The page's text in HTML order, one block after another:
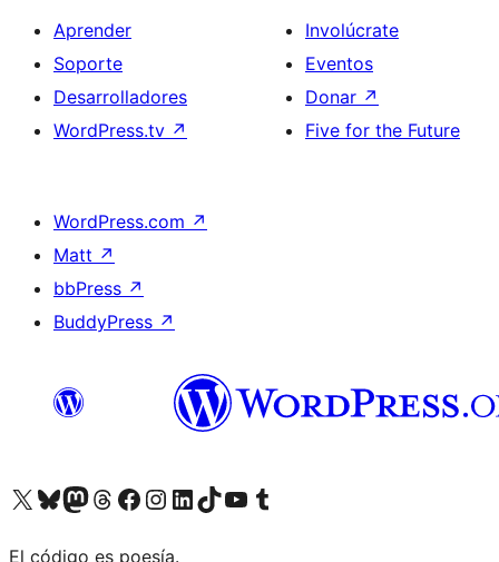
Aprender
Soporte
Desarrolladores
WordPress.tv ↗
Involúcrate
Eventos
Donar ↗
Five for the Future
WordPress.com ↗
Matt ↗
bbPress ↗
BuddyPress ↗
Visita nuestra cuenta de X (anteriormente Twitter)
Visita nuestra cuenta de Bluesky
Visita nuestra cuenta de Mastodon
Visita nuestra cuenta de Threads
Visita nuestra página de Facebook
Visita nuestra cuenta de Instagram
Visita nuestra cuenta de LinkedIn
Visita nuestra cuenta de TikTok
Visita nuestro canal de YouTube
Visita nuestra cuenta de Tumblr
El código es poesía.